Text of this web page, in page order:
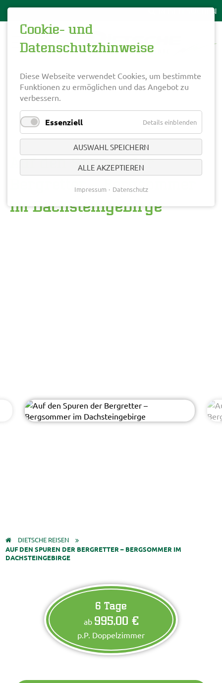
Auf den Spuren der
Bergretter – Bergsommer
im Dachsteingebirge
DIETSCHE REISEN
AUF DEN SPUREN DER BERGRETTER – BERGSOMMER IM
DACHSTEINGEBIRGE
6 Tage
ab 995,00 €
p.P. Doppelzimmer
Cookie- und
Datenschutzhinweise
Diese Webseite verwendet Cookies, um bestimmte
Funktionen zu ermöglichen und das Angebot zu
verbessern.
Essenziell Details einblenden
AUSWAHL SPEICHERN
ALLE AKZEPTIEREN
Impressum Datenschutz